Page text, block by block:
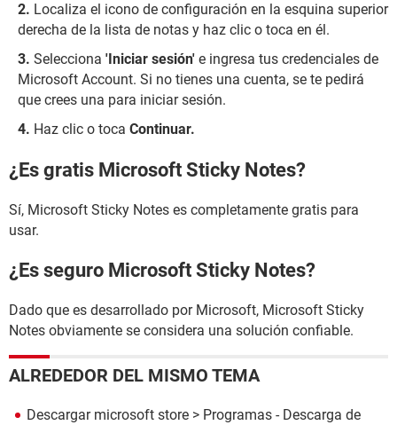
Localiza el icono de configuración en la esquina superior
derecha de la lista de notas y haz clic o toca en él.
Selecciona 'Iniciar sesión' e ingresa tus credenciales de
Microsoft Account. Si no tienes una cuenta, se te pedirá
que crees una para iniciar sesión.
Haz clic o toca Continuar.
¿Es gratis Microsoft Sticky Notes?
Sí, Microsoft Sticky Notes es completamente gratis para
usar.
¿Es seguro Microsoft Sticky Notes?
Dado que es desarrollado por Microsoft, Microsoft Sticky
Notes obviamente se considera una solución confiable.
ALREDEDOR DEL MISMO TEMA
Descargar microsoft store > Programas - Descarga de